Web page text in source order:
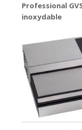
Professional
inoxydable